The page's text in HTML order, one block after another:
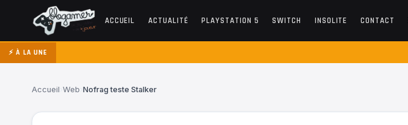
ACCUEIL ACTUALITÉ PLAYSTATION 5 SWITCH INSOLITE CONTACT
⚡ À LA UNE
Accueil Web Nofrag teste Stalker